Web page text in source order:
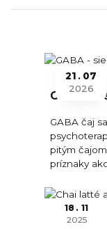
21
07
2026
GABA -
GABA čaj
pitým
príznaky
18
11
2025